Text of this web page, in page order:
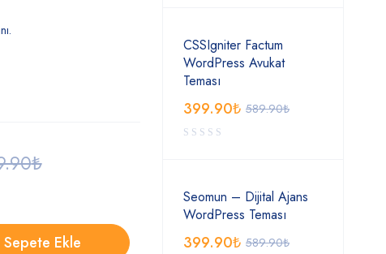
₺
Sepete Ekle
CSSIgniter Factum
WordPress Avukat
Teması
589.90₺
399.90₺
Seomun – Dijital Ajans
WordPress Teması
589.90₺
399.90₺